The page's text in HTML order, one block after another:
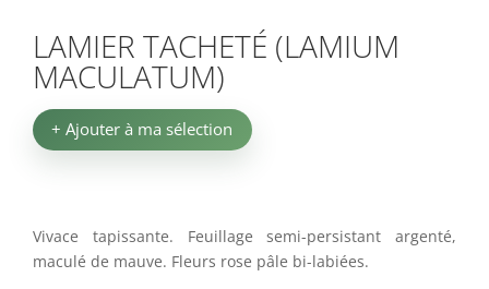
LAMIER TACHETÉ (LAMIUM
MACULATUM)
+ Ajouter à ma sélection
Vivace tapissante. Feuillage semi-persistant argenté,
maculé de mauve. Fleurs rose pâle bi-labiées.